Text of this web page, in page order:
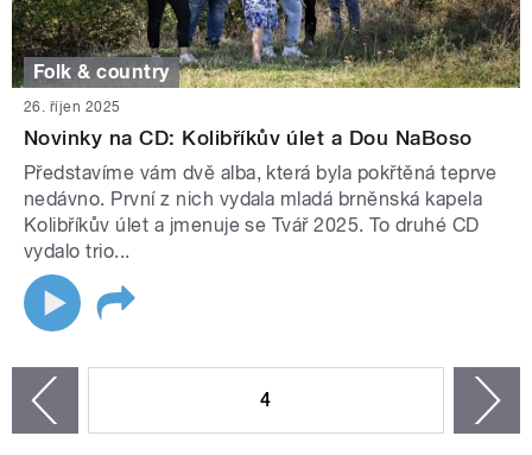
Folk & country
26. říjen 2025
Novinky na CD: Kolibříkův úlet a Dou NaBoso
Představíme vám dvě alba, která byla pokřtěná teprve
nedávno. První z nich vydala mladá brněnská kapela
Kolibříkův úlet a jmenuje se Tvář 2025. To druhé CD
vydalo trio...
4